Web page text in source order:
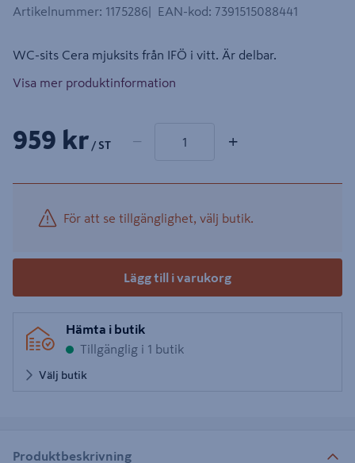
Artikelnummer: 1175286 EAN-kod: 7391515088441
WC-sits Cera mjuksits från IFÖ i vitt. Är delbar.
Visa mer produktinformation
959 kr / ST − +
För att se tillgänglighet, välj butik.
Lägg till i varukorg
Hämta i butik
Tillgänglig i 1 butik
Välj butik
Produktbeskrivning